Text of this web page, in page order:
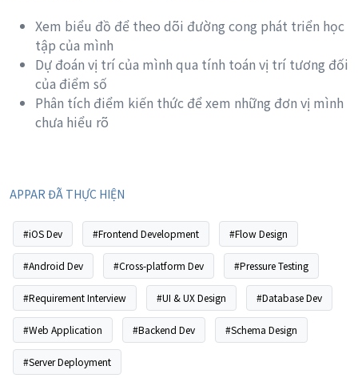
Xem biểu đồ để theo dõi đường cong phát triển học
tập của mình
Dự đoán vị trí của mình qua tính toán vị trí tương đối
của điểm số
Phân tích điểm kiến thức để xem những đơn vị mình
chưa hiểu rõ
APPAR ĐÃ THỰC HIỆN
#iOS Dev #Frontend Development #Flow Design
#Android Dev #Cross-platform Dev #Pressure Testing
#Requirement Interview #UI & UX Design #Database Dev
#Web Application #Backend Dev #Schema Design
#Server Deployment